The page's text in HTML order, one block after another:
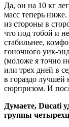
Да, он на 10 кг
масс теперь
из стороны в
что под тобой и
стабильнее,
гоночного уик-
(моложе я точно
или трех дней в
в гораздо
сюрпризом. И
Думаете, Ducati
группы